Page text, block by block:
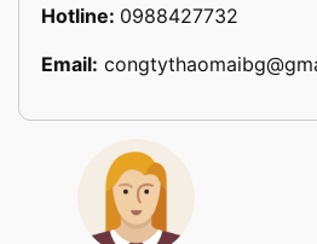
Hotline: 0988427732
Email: